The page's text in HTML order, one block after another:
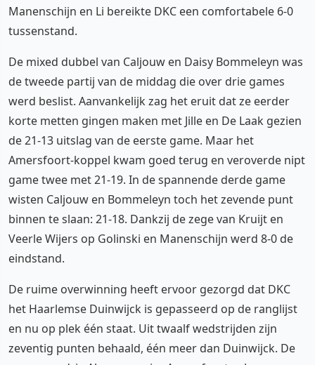
Manenschijn en Li bereikte DKC een comfortabele 6-0
tussenstand.
De mixed dubbel van Caljouw en Daisy Bommeleyn was
de tweede partij van de middag die over drie games
werd beslist. Aanvankelijk zag het eruit dat ze eerder
korte metten gingen maken met Jille en De Laak gezien
de 21-13 uitslag van de eerste game. Maar het
Amersfoort-koppel kwam goed terug en veroverde nipt
game twee met 21-19. In de spannende derde game
wisten Caljouw en Bommeleyn toch het zevende punt
binnen te slaan: 21-18. Dankzij de zege van Kruijt en
Veerle Wijers op Golinski en Manenschijn werd 8-0 de
eindstand.
De ruime overwinning heeft ervoor gezorgd dat DKC
het Haarlemse Duinwijck is gepasseerd op de ranglijst
en nu op plek één staat. Uit twaalf wedstrijden zijn
zeventig punten behaald, één meer dan Duinwijck. De